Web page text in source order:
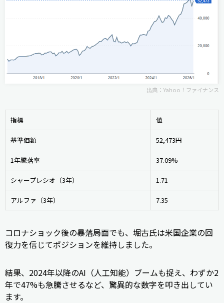
出典： Yahoo！ファイナンス
指標 値
基準価額 52,473円
1年騰落率 37.09%
シャープレシオ（3年） 1.71
アルファ（3年） 7.35
コロナショック後の暴落局面でも、堀古氏は米国企業の回
復力を信じてポジションを維持しました。
結果、2024年以降のAI（人工知能）ブームも捉え、わずか2
年で47%も急騰させるなど、驚異的な数字を叩き出してい
ます。